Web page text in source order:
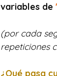
variables de
(por cada
repeticiones
¿Qué pasa